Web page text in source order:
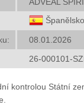
Španělsko
08.01.2026
26-000101-
kontrolou Státní